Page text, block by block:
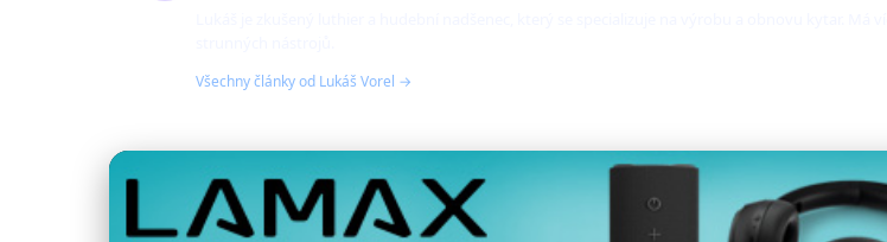
Všechny články od Lukáš Vorel →